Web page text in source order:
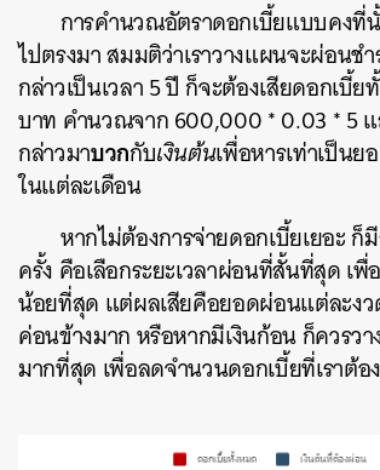
การคำนวณอัตราดอกเบี้ยแบบคงที่
ไปตรงมา สมมติว่าเราวางแผนจะผ่อนช
กล่าวเป็นเวลา 5 ปี ก็จะต้องเสียดอกเบี้
บาท คำนวณจาก 600,000 * 0.03 * 5 แ
กล่าวมาบวกกับเงินต้นเพื่อหารเท่าเป็นย
ในแต่ละเดือน
หากไม่ต้องการจ่ายดอกเบี้ยเยอะ ก็
ครั้ง คือเลือกระยะเวลาผ่อนที่สั้นที่สุด เพื่
น้อยที่สุด แต่ผลเสียคือยอดผ่อนแต่ละง
ค่อนข้างมาก หรือหากมีเงินก้อน ก็ควรวา
มากที่สุด เพื่อลดจำนวนดอกเบี้ยที่เราต้อ